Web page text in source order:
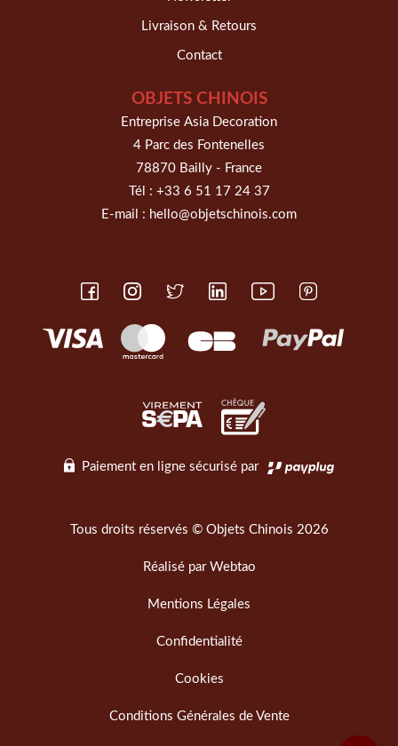
Livraison & Retours
Contact
OBJETS CHINOIS
Entreprise Asia Decoration
4 Parc des Fontenelles
78870 Bailly - France
Tél : +33 6 51 17 24 37
E-mail : hello@objetschinois.com
Paiement en ligne sécurisé par
Tous droits réservés © Objets Chinois 2026
Réalisé par Webtao
Mentions Légales
Confidentialité
Cookies
Conditions Générales de Vente